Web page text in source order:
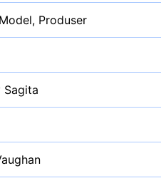
Produser
Sagita